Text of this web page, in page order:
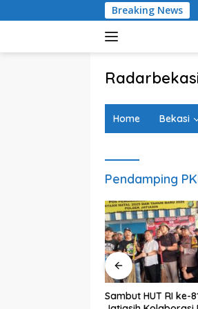
ke
Breaking News
BRI Peduli
Bekasi
Home Bekasi
Pendamping
Sambut HUT RI ke-